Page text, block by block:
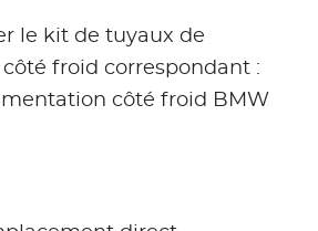
le kit de tuyaux de
froid correspondant :
côté froid BMW